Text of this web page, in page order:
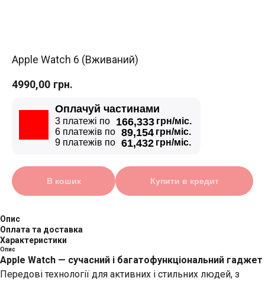
Apple Watch 6 (Вживаний)
4990,00 грн.
Оплачуй частинами
3 платежі по 166,333 грн/міс.
6 платежів по 89,154 грн/міс.
9 платежів по 61,432 грн/міс.
В кошик Купити в кредит
Опис
Оплата та доставка
Характеристики
Опис
Apple Watch — сучасний і багатофункціональний гаджет
Передові технології для активних і стильних людей, з